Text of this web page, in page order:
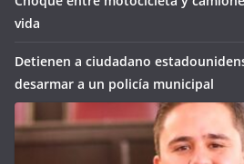
vida
Detienen a ciudadano
desarmar a un policía municipal